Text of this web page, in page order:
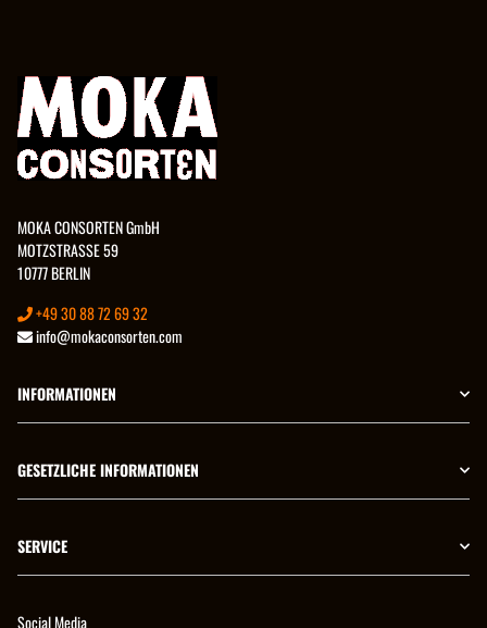
MOKA CONSORTEN GmbH
MOTZSTRASSE 59
10777 BERLIN
+49 30 88 72 69 32
info@mokaconsorten.com
INFORMATIONEN
GESETZLICHE INFORMATIONEN
SERVICE
Social Media